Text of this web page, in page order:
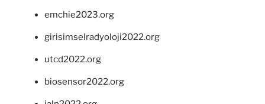
emchie2023.org
girisimselradyoloji2022.org
utcd2022.org
biosensor2022.org